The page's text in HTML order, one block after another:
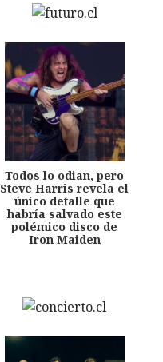
Todos lo odian, pero
Steve Harris revela el
único detalle que
habría salvado este
polémico disco de
Iron Maiden